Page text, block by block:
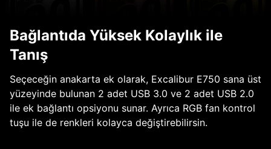
Bağlantıda Yüksek Kolaylık ile
Tanış
Seçeceğin anakarta ek olarak, Excalibur E750 sana üst
yüzeyinde bulunan 2 adet USB 3.0 ve 2 adet USB 2.0
ile ek bağlantı opsiyonu sunar. Ayrıca RGB fan kontrol
tuşu ile de renkleri kolayca değiştirebilirsin.